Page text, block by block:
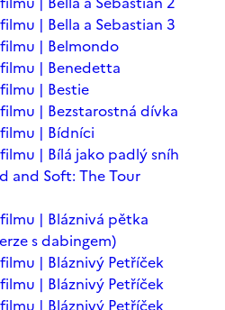
| Bella a Sebastian 3
| Belmondo
| Benedetta
| Bestie
| Bezstarostná dívka
| Bídníci
| Bílá jako padlý sníh
and Soft: The Tour
| Bláznivá pětka
s dabingem)
| Bláznivý Petříček
| Bláznivý Petříček
| Bláznivý Petříček